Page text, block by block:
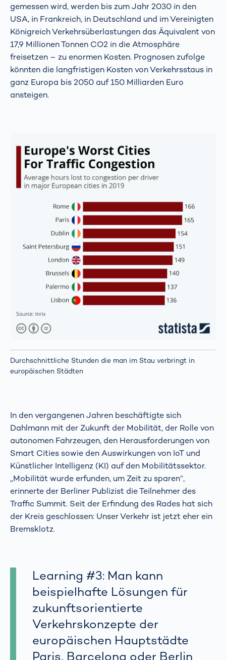
gemessen wird, werden bis zum Jahr 2030 in den
USA, in Frankreich, in Deutschland und im Vereinigten
Königreich Verkehrsüberlastungen das Äquivalent von
17,9 Millionen Tonnen CO2 in die Atmosphäre
freisetzen – zu enormen Kosten. Prognosen zufolge
könnten die langfristigen Kosten von Verkehrsstaus in
ganz Europa bis 2050 auf 150 Milliarden Euro
ansteigen.
Durchschnittliche Stunden die man im Stau verbringt in
europäischen Städten
In den vergangenen Jahren beschäftigte sich
Dahlmann mit der Zukunft der Mobilität, der Rolle von
autonomen Fahrzeugen, den Herausforderungen von
Smart Cities sowie den Auswirkungen von IoT und
Künstlicher Intelligenz (KI) auf den Mobilitätssektor.
„Mobilität wurde erfunden, um Zeit zu sparen“,
erinnerte der Berliner Publizist die Teilnehmer des
Traffic Summit. Seit der Erfindung des Rades hat sich
der Kreis geschlossen: Unser Verkehr ist jetzt eher ein
Bremsklotz.
Learning #3: Man kann
beispielhafte Lösungen für
zukunftsorientierte
Verkehrskonzepte der
europäischen Hauptstädte
Paris, Barcelona oder Berlin